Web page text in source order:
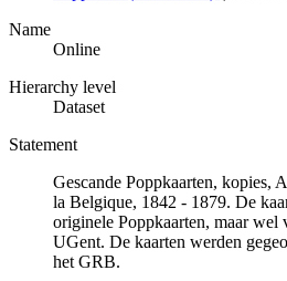
Name
Online
Hierarchy level
Dataset
Statement
Gescande Poppkaarten, kopies,
la Belgique, 1842 - 1879. De
originele Poppkaarten, maar wel
UGent. De kaarten werden
het GRB.